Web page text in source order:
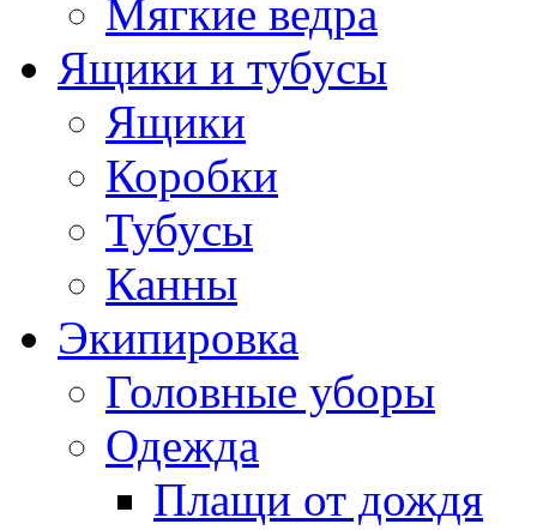
Мягкие ведра
Ящики и тубусы
Ящики
Коробки
Тубусы
Канны
Экипировка
Головные уборы
Одежда
Плащи от дождя